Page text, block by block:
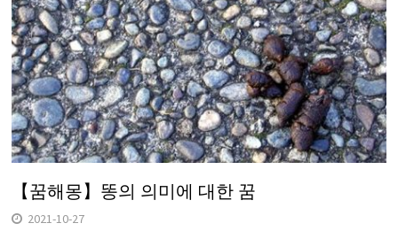
【꿈해몽】똥의 의미에 대한 꿈
2021-10-27